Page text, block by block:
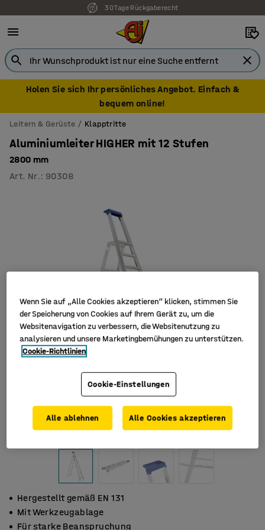
30 Tage Rückgaberecht
Holen Sie sich Ihr persönliches Angebot. Einfach &
bequem online!
Leitern & Gerüste Klapptritte
Aluminiumleiter HIGHER mit 12 Stufen
2800 mm
Art. Nr. : 90308
Hergestellt gemäß EN 131
Mit Werkzeugablage
Für starke Beanspruchung
Wenn Sie auf „Alle Cookies akzeptieren“ klicken, stimmen Sie
der Speicherung von Cookies auf Ihrem Gerät zu, um die
Websitenavigation zu verbessern, die Websitenutzung zu
analysieren und unsere Marketingbemühungen zu unterstützen.
Cookie-Richtlinien
Cookie-Einstellungen
Alle ablehnen Alle Cookies akzeptieren